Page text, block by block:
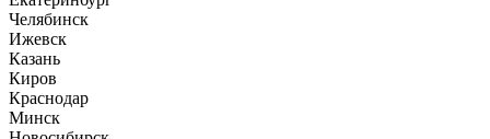
Челябинск
Ижевск
Казань
Киров
Краснодар
Минск